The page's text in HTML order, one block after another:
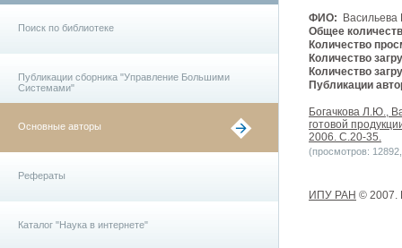
Поиск по библиотеке
Публикации сборника "Управление Большими
Системами"
Основные авторы
Рефераты
Каталог "Наука в интернете"
ФИО: Васильева
Общее
Количество
Количество
Количество
Публикации
Богачкова Л.Ю.,
готовой
2006. С.20-35.
(просмотров:
ИПУ РАН © 2007.